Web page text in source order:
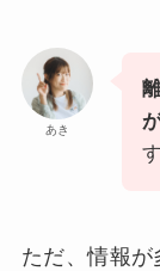
あき
ただ、情報